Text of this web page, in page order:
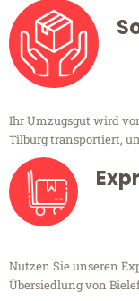
Ihr Umzugsgut wird
Tilburg transportiert,
Nutzen Sie unseren
Übersiedlung von